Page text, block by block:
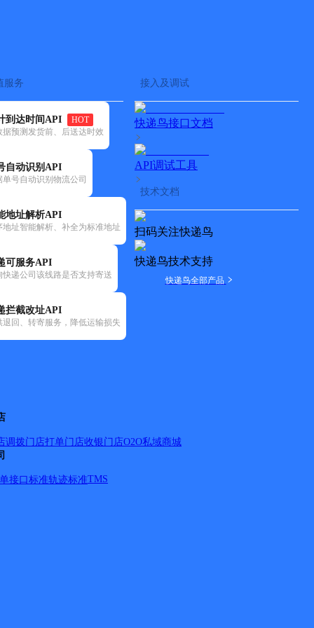
服务
到达时间API
HOT
据预测发货前、后送达时效
自动识别API
单号自动识别物流公司
地址解析API
地址智能解析、补全为标准地址
可服务API
快递公司该线路是否支持寄送
拦截改址API
退回、转寄服务，降低运输损失
接入及调试
快递鸟接口文档
API调试工具
技术文档
扫码关注快递鸟
快递鸟技术支持
快递鸟全部产品
调拨门店打单门店收银门店O2O私域商城
接口标准轨迹标准TMS
部队；）；杨震路；东兴路；滨河大道； ③；岳庙街全
路；荣院一院二院；华山管理委员会；华山旅游总公司；